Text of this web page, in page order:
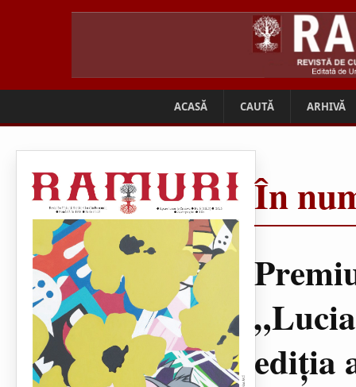
ACASĂ CAUTĂ ARHIVĂ
În
ediţia